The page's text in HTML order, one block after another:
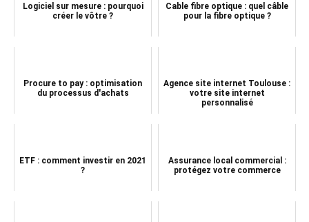
Logiciel sur mesure : pourquoi
créer le vôtre ?
Cable fibre optique : quel câble
pour la fibre optique ?
Procure to pay : optimisation
du processus d'achats
Agence site internet Toulouse :
votre site internet
personnalisé
ETF : comment investir en 2021
?
Assurance local commercial :
protégez votre commerce